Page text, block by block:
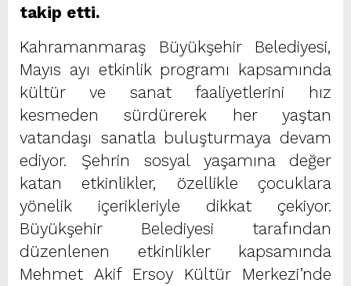
takip etti.
Kahramanmaraş Büyükşehir Belediyesi,
Mayıs ayı etkinlik programı kapsamında
kültür ve sanat faaliyetlerini hız
kesmeden sürdürerek her yaştan
vatandaşı sanatla buluşturmaya devam
ediyor. Şehrin sosyal yaşamına değer
katan etkinlikler, özellikle çocuklara
yönelik içerikleriyle dikkat çekiyor.
Büyükşehir Belediyesi tarafından
düzenlenen etkinlikler kapsamında
Mehmet Akif Ersoy Kültür Merkezi’nde